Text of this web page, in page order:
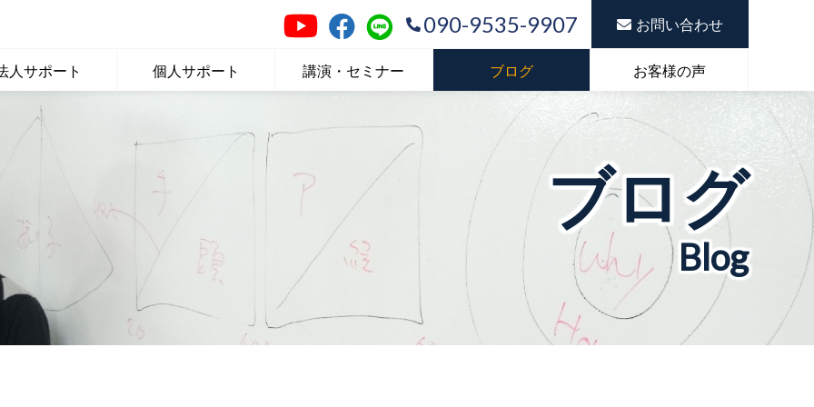
人サポート 個人サポート 講演・セミナー ブログ お客様の声
お問い合わせ
090-9535-9907
ブログ
Blog